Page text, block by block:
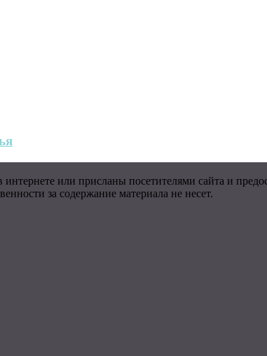
или присланы посетителями сайта и
за содержание материала не несет.